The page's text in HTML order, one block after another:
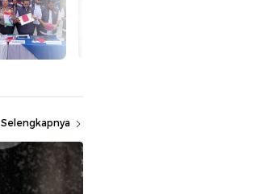
Selengkapnya